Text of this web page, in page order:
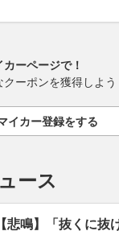
ーページで！
ーポンを獲得しよう
イカー登録をする
ース
【悲鳴】「抜くに